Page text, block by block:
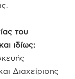
του
ιδίως:
Διαχείρισης